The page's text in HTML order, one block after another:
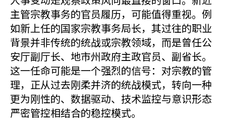
主管宗教事务的官员履历，可能值得重视。例
如新上任的国家宗教事务局长，其过往的职业
背景并非传统的统战或宗教领域，而是曾任公
安厅副厅长、地市州政府主政官员、副省长。
这一任命可能是一个强烈的信号：对宗教的管
理，正从过去刚柔并济的统战模式，转向一种
更为刚性的、数据驱动、技术监控与意识形态
严密管控相结合的稳控模式。